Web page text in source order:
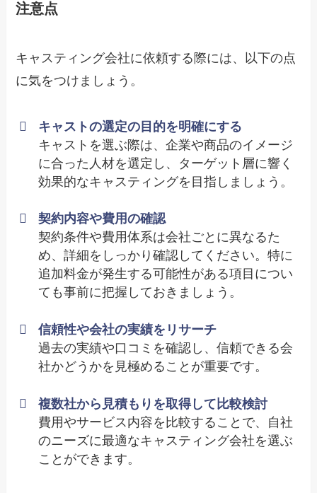
注意点
キャスティング会社に依頼する際には、以下の点
に気をつけましょう。
キャストの選定の目的を明確にする
キャストを選ぶ際は、企業や商品のイメージ
に合った人材を選定し、ターゲット層に響く
効果的なキャスティングを目指しましょう。
契約内容や費用の確認
契約条件や費用体系は会社ごとに異なるた
め、詳細をしっかり確認してください。特に
追加料金が発生する可能性がある項目につい
ても事前に把握しておきましょう。
信頼性や会社の実績をリサーチ
過去の実績や口コミを確認し、信頼できる会
社かどうかを見極めることが重要です。
複数社から見積もりを取得して比較検討
費用やサービス内容を比較することで、自社
のニーズに最適なキャスティング会社を選ぶ
ことができます。